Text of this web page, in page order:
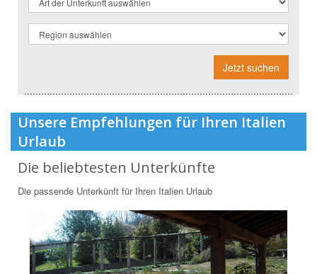
Jetzt suchen
Unsere Empfehlungen für Ihren Italien
Urlaub
Die beliebtesten Unterkünfte
Die passende Unterkünft für Ihren Italien Urlaub